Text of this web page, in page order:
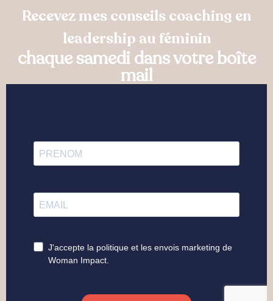
Recevez mes conseils coaching en
leadership au féminin
chaque samedi dans votre boîte
mail